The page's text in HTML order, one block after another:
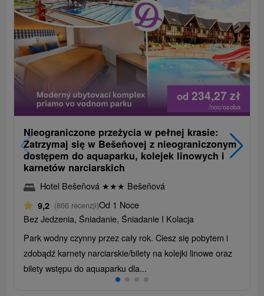
od 234,27zł
/noc/osoba
Nieograniczone przeżycia w pełnej krasie:
Zatrzymaj się w Bešeňovej z nieograniczonym
dostępem do aquaparku, kolejek linowych i
karnetów narciarskich
Hotel Bešeňová ★★★ Bešeňová
9,2 (866 recenzji)Od 1 Noce
Bez Jedzenia, Śniadanie, Śniadanie I Kolacja
Park wodny czynny przez cały rok. Ciesz się pobytem i
zdobądź karnety narciarskie/bilety na kolejki linowe oraz
bilety wstępu do aquaparku dla...